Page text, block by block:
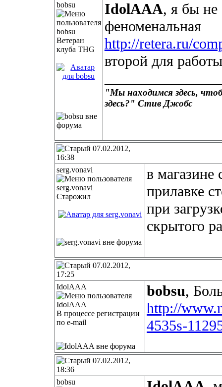
bobsu
Ветеран
клуба THG
IdolAAA, я бы не
феноменальная
http://retera.ru/
второй для
"Мы находимся здесь,
здесь?" Стив Джобс
07.02.2012,
16:38
serg.vonavi
Старожил
в магазине
прилавке
при
скрытого
07.02.2012,
17:25
IdolAAA
В процессе регистрации
по e-mail
bobsu,
http://
4535s-
07.02.2012,
18:36
bobsu